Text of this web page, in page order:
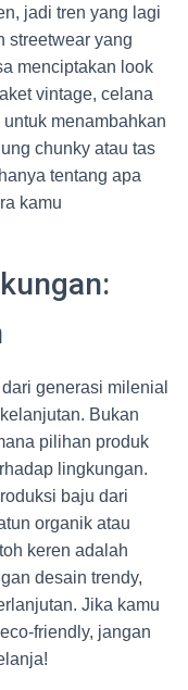
jadi tren yang lagi
streetwear yang
menciptakan look
vintage, celana
menambahkan
chunky atau tas
tentang apa
kamu
generasi milenial
Bukan
pilihan produk
lingkungan.
baju dari
organik atau
keren adalah
desain trendy,
Jika kamu
friendly, jangan